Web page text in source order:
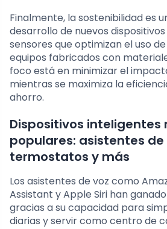
Finalmente, la sostenibilidad es
desarrollo de nuevos
sensores que optimizan el uso
equipos fabricados con
foco está en minimizar el
mientras se maximiza la
ahorro.
Dispositivos inteligentes
populares: asistentes de
termostatos y más
Los asistentes de voz como
Assistant y Apple Siri han
gracias a su capacidad para
diarias y servir como centro de